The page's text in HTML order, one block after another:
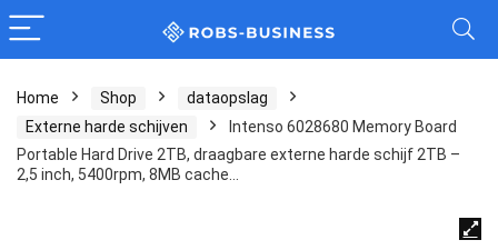
Home Shop
dataopslag
Externe harde schijven
Intenso 6028680 Memory Board
Portable Hard Drive 2TB, draagbare externe harde schijf 2TB –
2,5 inch, 5400rpm, 8MB cache…